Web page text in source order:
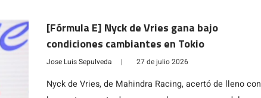
[Fórmula E] Nyck de Vries gana bajo
condiciones cambiantes en Tokio
Jose Luis Sepulveda | 27 de julio 2026
Nyck de Vries, de Mahindra Racing, acertó de lleno con